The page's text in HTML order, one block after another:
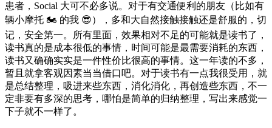
患者，Social 大可不必多说。对于有交通便利的朋友（比如有
辆小摩托 🏍 的我 😎），多和大自然接触接触还是舒服的，切
记，安全第一。所有里面，效果相对不足的可能就是读书了，
读书真的是成本很低的事情，时间可能是最需要消耗的东西，
读书又确确实实是一件性价比很高的事情。这一年读的不多，
暂且就拿客观因素当当借口吧。对于读书有一点我很受用，就
是总结整理，吸进来些东西，消化消化，再创造些东西，不一
定非要有多深的思考，哪怕是简单的归纳整理，写出来感觉一
下子就不一样了。